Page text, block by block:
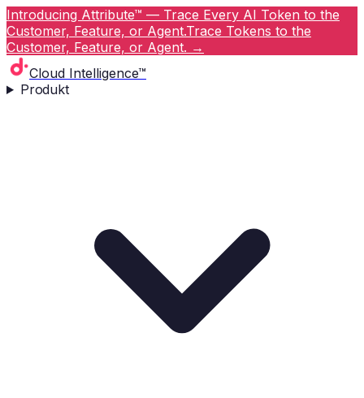
Introducing Attribute™ — Trace Every AI Token to the
Customer, Feature, or Agent.Trace Tokens to the
Customer, Feature, or Agent. →
Cloud Intelligence™
Produkt